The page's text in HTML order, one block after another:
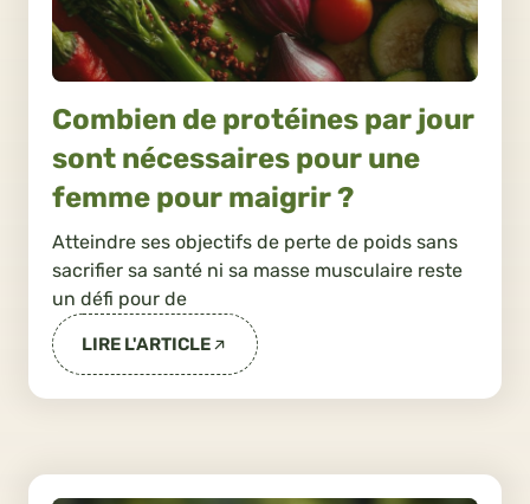
Combien de protéines par jour
sont nécessaires pour une
femme pour maigrir ?
Atteindre ses objectifs de perte de poids sans
sacrifier sa santé ni sa masse musculaire reste
un défi pour de
LIRE L'ARTICLE